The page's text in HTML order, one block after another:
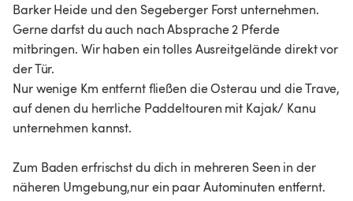
Barker Heide und den Segeberger Forst unternehmen.
Gerne darfst du auch nach Absprache 2 Pferde
mitbringen. Wir haben ein tolles Ausreitgelände direkt vor
der Tür.
Nur wenige Km entfernt fließen die Osterau und die Trave,
auf denen du herrliche Paddeltouren mit Kajak/ Kanu
unternehmen kannst.
Zum Baden erfrischst du dich in mehreren Seen in der
näheren Umgebung,nur ein paar Autominuten entfernt.